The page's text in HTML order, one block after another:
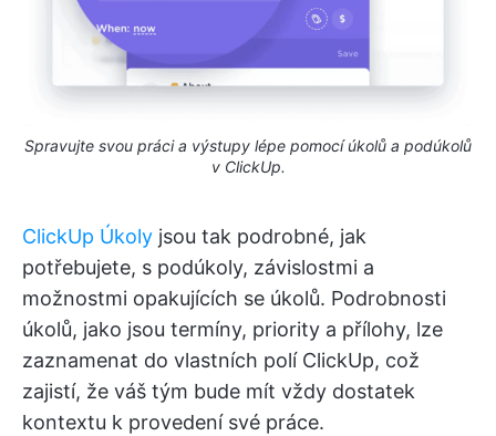
Spravujte svou práci a výstupy lépe pomocí úkolů a podúkolů
v ClickUp.
ClickUp Úkoly jsou tak podrobné, jak
potřebujete, s podúkoly, závislostmi a
možnostmi opakujících se úkolů. Podrobnosti
úkolů, jako jsou termíny, priority a přílohy, lze
zaznamenat do vlastních polí ClickUp, což
zajistí, že váš tým bude mít vždy dostatek
kontextu k provedení své práce.